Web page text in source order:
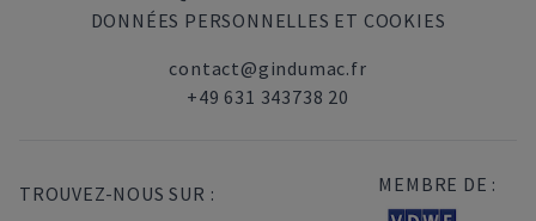
DONNÉES PERSONNELLES ET COOKIES
contact@gindumac.fr
+49 631 343738 20
TROUVEZ-NOUS SUR : MEMBRE DE :